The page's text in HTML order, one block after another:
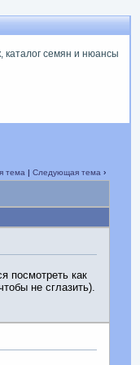
каталог семян и нюансы
тема | Следующая тема ›
посмотреть как
не сглазить).